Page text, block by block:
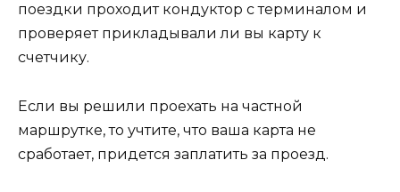
поездки проходит кондуктор с терминалом и
проверяет прикладывали ли вы карту к
счетчику.
Если вы решили проехать на частной
маршрутке, то учтите, что ваша карта не
сработает, придется заплатить за проезд.